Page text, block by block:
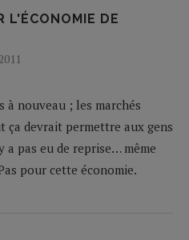
L'ÉCONOMIE DE
à nouveau ; les marchés
ça devrait permettre aux gens
a pas eu de reprise… même
pour cette économie.